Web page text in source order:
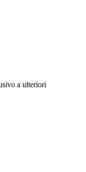
a ulteriori